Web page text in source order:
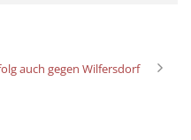
auch gegen Wilfersdorf